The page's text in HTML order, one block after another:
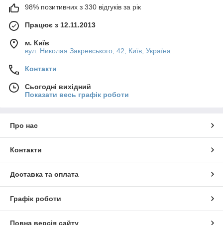
98% позитивних з 330 відгуків за рік
Працює з 12.11.2013
м. Київ
вул. Николая Закревського, 42, Київ, Україна
Контакти
Сьогодні вихідний
Показати весь графік роботи
Про нас
Контакти
Доставка та оплата
Графік роботи
Повна версія сайту